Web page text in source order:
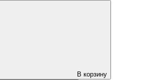
В корзину